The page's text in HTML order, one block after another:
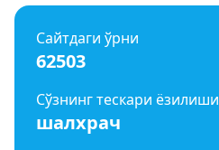
Сайтдаги ўрни
62503
Сўзнинг тескари ёзилиши
шалхрач